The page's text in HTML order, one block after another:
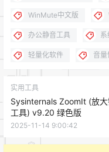
WinMute中文版
办公静音工具
轻量化软件 音量
实用工具
Sysinternals ZoomIt (放
工具) v9.20 绿色版
2025-11-14 9:00:42